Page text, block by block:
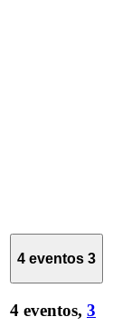
4 eventos 3
4 eventos, 3